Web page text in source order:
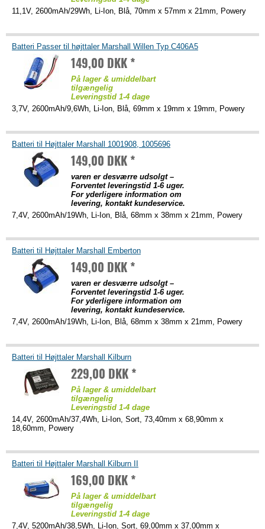
11,1V, 2600mAh/29Wh, Li-Ion, Blå, 70mm x 57mm x 21mm, Powery
Batteri Passer til højttaler Marshall Willen Typ C406A5
149,00 DKK *
På lager & umiddelbart
tilgængelig
Leveringstid 1-4 dage
3,7V, 2600mAh/9,6Wh, Li-Ion, Blå, 69mm x 19mm x 19mm, Powery
Batteri til Højttaler Marshall 1001908, 1005696
149,00 DKK *
varen er desværre udsolgt –
Forventet leveringstid 1-6 uger.
For yderligere information om
levering, kontakt kundeservice.
7,4V, 2600mAh/19Wh, Li-Ion, Blå, 68mm x 38mm x 21mm, Powery
Batteri til Højttaler Marshall Emberton
149,00 DKK *
varen er desværre udsolgt –
Forventet leveringstid 1-6 uger.
For yderligere information om
levering, kontakt kundeservice.
7,4V, 2600mAh/19Wh, Li-Ion, Blå, 68mm x 38mm x 21mm, Powery
Batteri til Højttaler Marshall Kilburn
229,00 DKK *
På lager & umiddelbart
tilgængelig
Leveringstid 1-4 dage
14,4V, 2600mAh/37,4Wh, Li-Ion, Sort, 73,40mm x 68,90mm x
18,60mm, Powery
Batteri til Højttaler Marshall Kilburn II
169,00 DKK *
På lager & umiddelbart
tilgængelig
Leveringstid 1-4 dage
7,4V, 5200mAh/38,5Wh, Li-Ion, Sort, 69,00mm x 37,00mm x